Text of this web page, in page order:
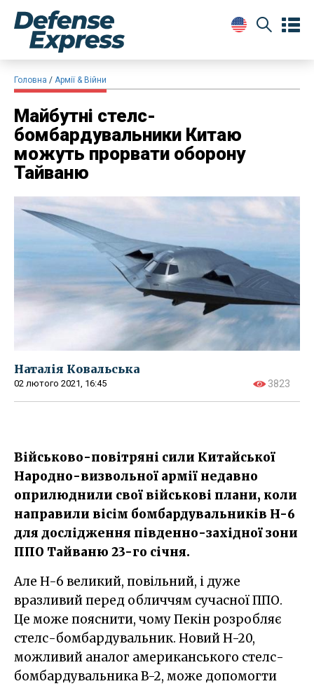
Головна Армії & Війни
Майбутні стелс-
бомбардувальники Китаю
можуть прорвати оборону
Тайваню
Наталія Ковальська
02 лютого 2021, 16:45 3823
Військово-повітряні сили Китайської
Народно-визвольної армії недавно
оприлюднили свої військові плани, коли
направили вісім бомбардувальників H-6
для дослідження південно-західної зони
ППО Тайваню 23-го січня.
Але H-6 великий, повільний, і дуже
вразливий перед обличчям сучасної ППО.
Це може пояснити, чому Пекін розробляє
стелс-бомбардувальник. Новий H-20,
можливий аналог американського стелс-
бомбардувальника B-2, може допомогти